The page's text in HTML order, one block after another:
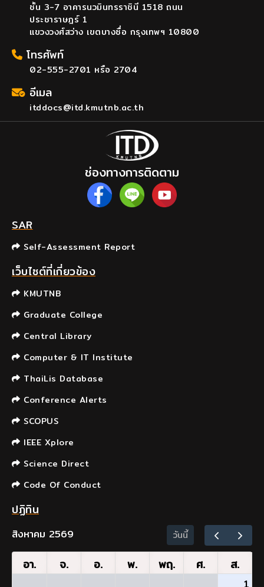
ชั้น 3-7 อาคารนวมินทรราชินี 1518 ถนน
ประชาราษฎร์ 1
แขวงวงศ์สว่าง เขตบางซื่อ กรุงเทพฯ 10800
โทรศัพท์
02-555-2701 หรือ 2704
อีเมล
itddocs@itd.kmutnb.ac.th
ช่องทางการติดตาม
SAR
Self-Assessment Report
เว็บไซต์ที่เกี่ยวข้อง
KMUTNB
Graduate College
Central Library
Computer & IT Institute
ThaiLis Database
Conference Alerts
SCOPUS
IEEE Xplore
Science Direct
Code Of Conduct
ปฏิทิน
สิงหาคม 2569 วันนี้
อา. จ. อ. พ. พฤ. ศ. ส.
1